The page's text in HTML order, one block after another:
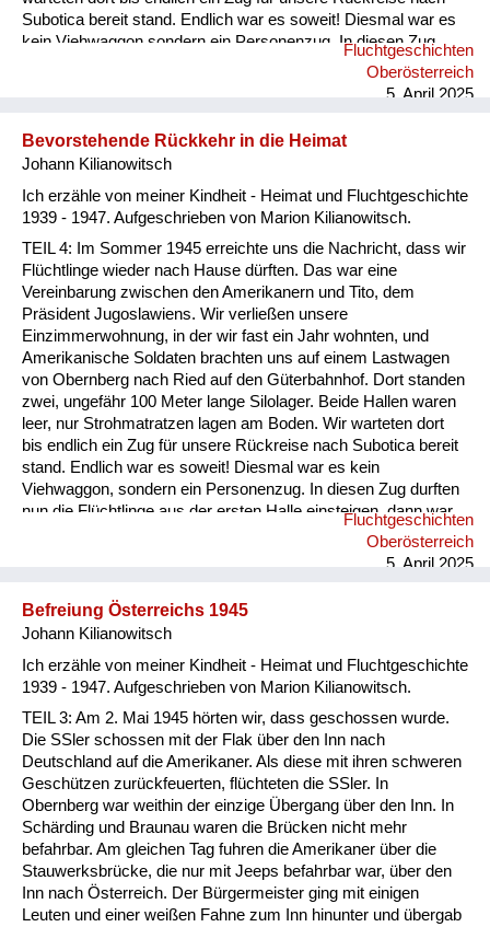
Subotica bereit stand. Endlich war es soweit! Diesmal war es
kein Viehwaggon sondern ein Personenzug. In diesen Zug
durften nun die Flüchtlinge aus der ersten Halle einsteigen,
dann war der Zug voll. Wir waren traurig und sahen uns sehr
länger zu warten. “Gott sei Dank!“ Wir konnten nicht ahnen,
dass das ein großes Glück für ...
Fluchtgeschichten
Oberösterreich
5. April 2025
Bevorstehende Rückkehr in die Heimat
Johann Kilianowitsch
Ich erzähle von meiner Kindheit - Heimat und Fluchtgeschichte
1939 - 1947. Aufgeschrieben von Marion Kilianowitsch.
TEIL 4: Im Sommer 1945 erreichte uns die Nachricht, dass wir
Flüchtlinge wieder nach Hause dürften. Das war eine
Vereinbarung zwischen den Amerikanern und Tito, dem
Präsident Jugoslawiens. Wir verließen unsere
Einzimmerwohnung, in der wir fast ein Jahr wohnten, und
Amerikanische Soldaten brachten uns auf einem Lastwagen
von Obernberg nach Ried auf den Güterbahnhof. Dort standen
zwei, ungefähr 100 Meter lange Silolager. Beide Hallen waren
leer, nur Strohmatratzen lagen am Boden. Wir warteten dort
bis endlich ein Zug für unsere Rückreise nach Subotica bereit
stand. Endlich war es soweit! Diesmal war es kein
Viehwaggon, sondern ein Personenzug. In diesen Zug durften
nun die Flüchtlinge aus der ersten Halle einsteigen, dann war
der Zug voll. Wir waren traurig und sahen uns sehr Leid, noch
nicht in unsere Heimat zurückzukehren und noch länger zu
großes Glück für uns war. Die Mutter mit den zwei Kindern
aus unserem Nachbar...
Fluchtgeschichten
Oberösterreich
5. April 2025
Befreiung Österreichs 1945
Johann Kilianowitsch
Ich erzähle von meiner Kindheit - Heimat und Fluchtgeschichte
1939 - 1947. Aufgeschrieben von Marion Kilianowitsch.
TEIL 3: Am 2. Mai 1945 hörten wir, dass geschossen wurde.
Die SSler schossen mit der Flak über den Inn nach
Deutschland auf die Amerikaner. Als diese mit ihren schweren
Geschützen zurückfeuerten, flüchteten die SSler. In
Obernberg war weithin der einzige Übergang über den Inn. In
Schärding und Braunau waren die Brücken nicht mehr
befahrbar. Am gleichen Tag fuhren die Amerikaner über die
Stauwerksbrücke, die nur mit Jeeps befahrbar war, über den
Inn nach Österreich. Der Bürgermeister ging mit einigen
Leuten und einer weißen Fahne zum Inn hinunter und übergab